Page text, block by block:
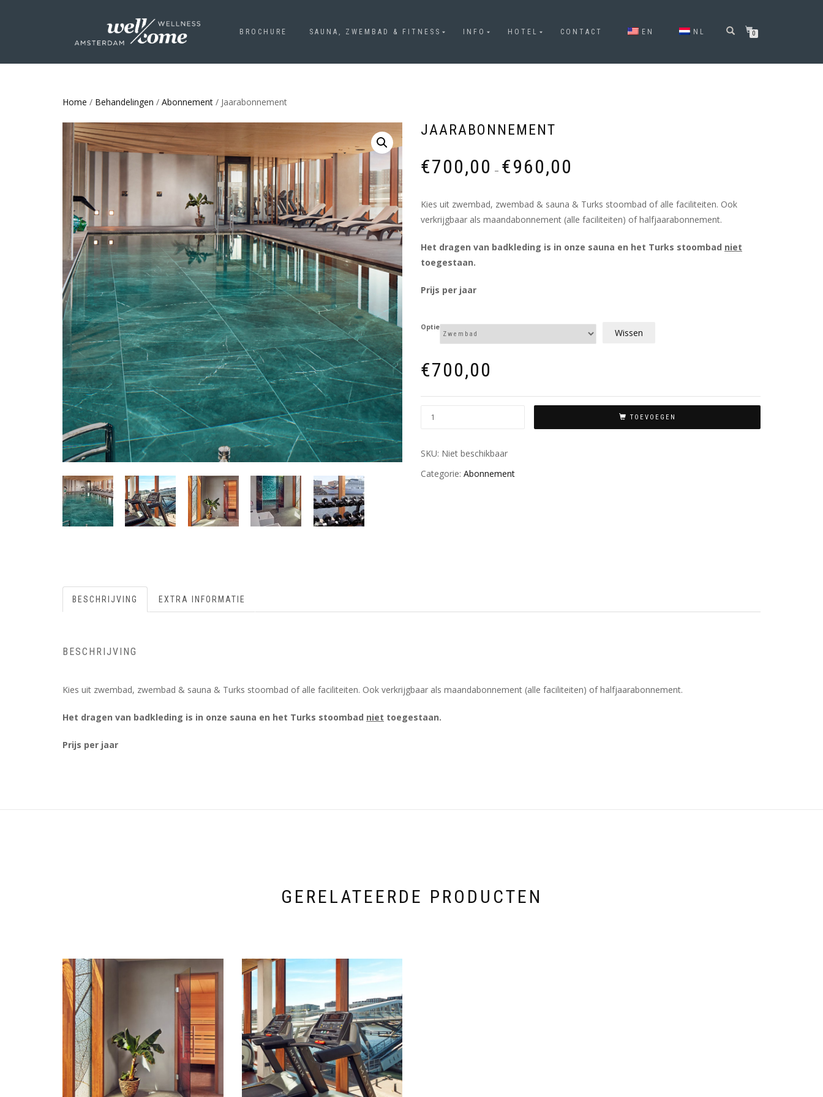
BROCHURE SAUNA, ZWEMBAD & FITNESS INFO HOTEL CONTACT EN NL 0
Home / Behandelingen / Abonnement / Jaarabonnement
JAARABONNEMENT
€700,00 – €960,00
Kies uit zwembad, zwembad & sauna & Turks stoombad of alle faciliteiten. Ook
verkrijgbaar als maandabonnement (alle faciliteiten) of halfjaarabonnement.
Het dragen van badkleding is in onze sauna en het Turks stoombad niet
toegestaan.
Prijs per jaar
Optie Wissen
€700,00
TOEVOEGEN
SKU: Niet beschikbaar
Categorie: Abonnement
BESCHRIJVING EXTRA INFORMATIE
BESCHRIJVING
Kies uit zwembad, zwembad & sauna & Turks stoombad of alle faciliteiten. Ook verkrijgbaar als maandabonnement (alle faciliteiten) of halfjaarabonnement.
Het dragen van badkleding is in onze sauna en het Turks stoombad niet toegestaan.
Prijs per jaar
GERELATEERDE PRODUCTEN